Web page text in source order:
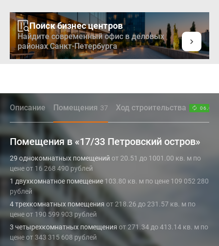
Поиск бизнес центров
Найдите современный офис в деловых
районах Санкт-Петербурга
Описание Помещения 37 Ход строительства
Помещения в «17/33 Петровский остров»
29 однокомнатных помещений от 20.51 до 1001.00 кв. м по
цене от 16 268 490 рублей
1 двухкомнатное помещение 103.80 кв. м по цене 109 052 280
рублей
4 трехкомнатных помещения от 218.26 до 231.57 кв. м по
цене от 190 599 903 рублей
3 четырехкомнатных помещения от 271.34 до 413.14 кв. м по
цене от 343 315 608 рублей